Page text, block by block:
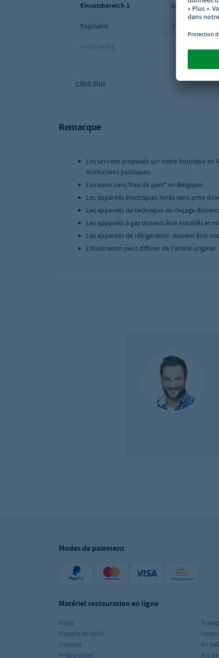
Einsatzbereich 1 Außenbereich
Enpilable Oui
Aluminium
Dimensions (l x P x H) en
+ Voir plus
Remarque
Les services proposés sur notre boutique
institutions publiques.
Livraison sans frais de port* en Belgique.
Les appareils électriques livrés sans prise
Les appareils de technique de rinçage
Les appareils à gaz doivent être installés et
Les appareils de réfrigération doivent être
L'illustration peut différer de l'article original.
Modes de paiement
Matériel restauration en ligne
Froid
Pizzeria et Grills
Cuisson
Préparation
En
Art